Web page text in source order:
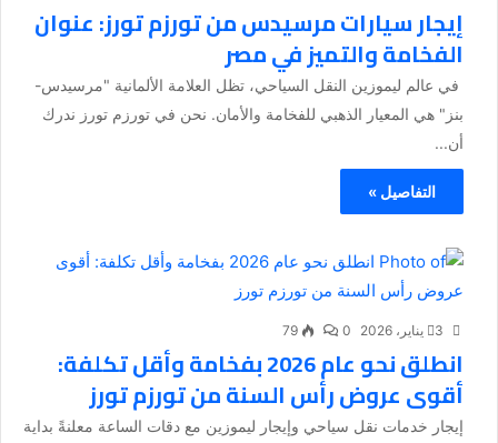
إيجار سيارات مرسيدس من تورزم تورز: عنوان
الفخامة والتميز في مصر
في عالم ليموزين النقل السياحي، تظل العلامة الألمانية "مرسيدس-
بنز" هي المعيار الذهبي للفخامة والأمان. نحن في تورزم تورز ندرك
أن...
التفاصيل »
3 يناير، 2026 0
79
انطلق نحو عام 2026 بفخامة وأقل تكلفة:
أقوى عروض رأس السنة من تورزم تورز
إيجار خدمات نقل سياحي وإيجار ليموزين مع دقات الساعة معلنةً بداية